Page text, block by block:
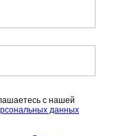
с нашей
данных